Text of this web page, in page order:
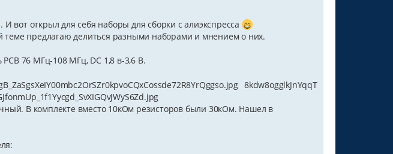
И вот открыл для себя наборы для сборки с алиэкспресса
теме предлагаю делиться разными наборами и мнением о них.
PCB 76 МГц-108 МГц, DC 1,8 в-3,6 В.
8kdw8ogglkJnYqqT
В комплекте вместо 10кОм резисторов были 30кОм. Нашел в